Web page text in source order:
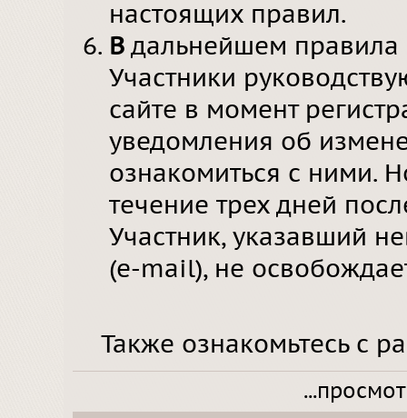
настоящих правил.
В дальнейшем правила
Участники
сайте в момент
уведомления об
ознакомиться с ними.
течение трех дней
Участник, указавший
(e-mail), не
Также ознакомьтесь с